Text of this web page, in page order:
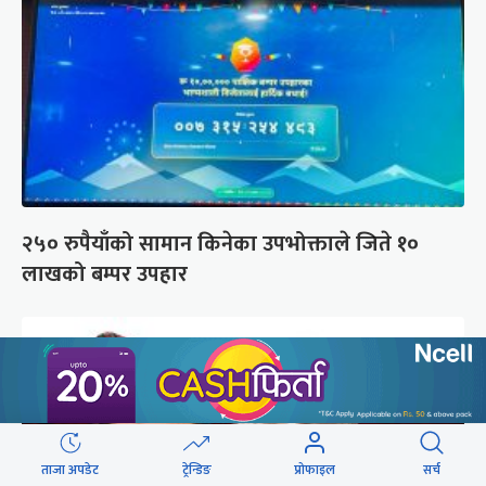
२५० रुपैयाँको सामान किनेका उपभोक्ताले जिते १०
लाखको बम्पर उपहार
ताजा अपडेट ट्रेन्डिङ प्रोफाइल सर्च